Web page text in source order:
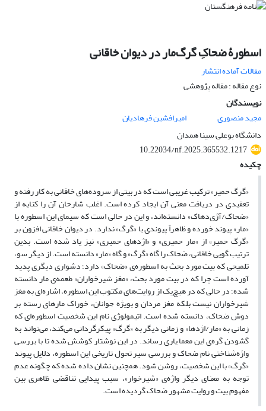
اسطورۀ ضحاکِ گرگ‌مار در دیوان خاقانی
مقالات آماده انتشار
نوع مقاله : مقاله پژوهشی
نویسندگان
مجید منصوری
امیرافشین فرهادیان
دانشگاه بوعلی سینا همدان
10.22034/nf.2025.365532.1217
چکیده
«گرگ حمیر» ترکیب غریبی است که در بیتی از سروده‌های خاقانی به کار رفته و
تعقیدی در دریافت معنی آن ایجاد کرده است. اغلب شارحان آن را کنایه از
«ضحاک/آژی‌دهاک» دانسته‌اند، و این در حالی است که سیمای این اسطوره‌ با
«مار» پیوند خورده و ظاهراً پیوندی با «گرگ» ندارد. در دیوان خاقانی افزون بر
«گرگ حمیر» از «مار حمیری» و «اژدهای حمیری» نیز یاد شده است. بدین
ترتیب گویی خاقانی، ضحاک را گاه «گرگ» و گاه «مار» دانسته است. از دیگر سو،
تلمیحی که بیت مورد بحث به اسطوره‌ی «ضحاک» دارد؛ دشواری دیگری پدید
آورده است چرا که در بیت مورد بحث، «مغز شیرخواران» طعمه‌ی مار دانسته
شده؛ در حالی که در هیچ‌یک از روایت‌های مکتوب این اسطوره، اشاره‌ای به مغز
شیرخواران نیست بلکه مغز مردان و بویژه جوانان، خوراک مارهای رسته بر
دوش ضحاک، دانسته شده است. اتیمولوژی نام این شخصیت اسطوره‌ای که
زمانی به «مار/اژدها» و زمانی دیگر به «گرگ» پیکرگردانی می‌کند، می‌تواند به
گشودن گره‌ی این معما یاری رساند. در این نوشتار کوشش شده تا با بررسی
واژه‌شناختی نام ضحاک و بررسی سیر تحول تاریخی این اسطوره، دلایل پیوند
«گرگ» با این شخصیت، روشن شود. همچنین نشان داده شده که چگونه عدم
توجه به معنای دیگر واژه‌ی «شیرخوار»، سبب پیدایی تناقضی ظاهری بین
مفهوم بیت و روایت مشهور ضحاک گردیده است.